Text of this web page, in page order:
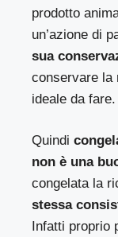
prodotto
un’azione di
sua
conservare la
ideale da fare.
Quindi
non è una
congelata la
stessa
Infatti proprio